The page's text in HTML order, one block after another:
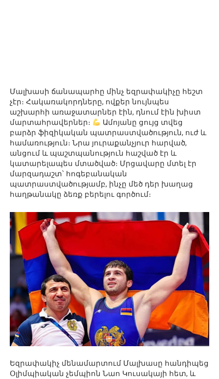
Մալխասի ճանապարհը մինչ եզրափակիչը հեշտ
չէր։ Հակառակորդները, ովքեր նույնպես
աշխարհի առաջատարներ էին, դնում էին խիստ
մարտահրավերներ։
Ամոյանը ցույց տվեց
բարձր ֆիզիկական պատրաստվածություն, ուժ և
համառություն։ Նրա յուրաքանչյուր հարված,
անցում և պաշտպանություն հաշված էր և
կատարելապես մտածված։ Մրցավարը մտել էր
մարզադաշտ՝ հոգեբանական
պատրաստվածությամբ, ինչը մեծ դեր խաղաց
հաղթանակը ձեռք բերելու գործում։
Եզրափակիչ մենամարտում Մալխասը հանդիպեց
Օլիմպիական չեմպիոն Նաո Կուսակայի հետ, և